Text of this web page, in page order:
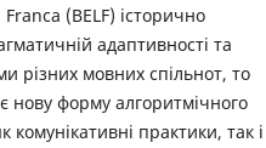
(BELF) історично
адаптивності та
різних мовних спільнот, то
нову форму алгоритмічного
практики, так і